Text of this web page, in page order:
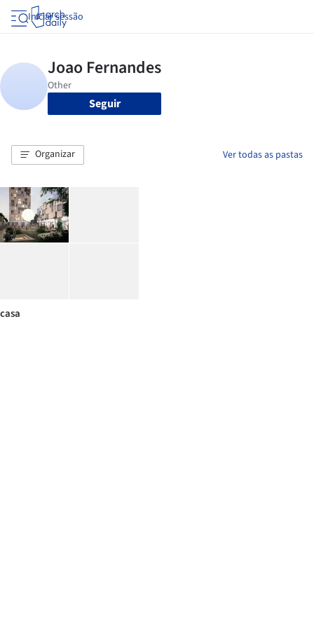
Iniciar sessão
Seguir
Organizar Ver todas as pastas
casa